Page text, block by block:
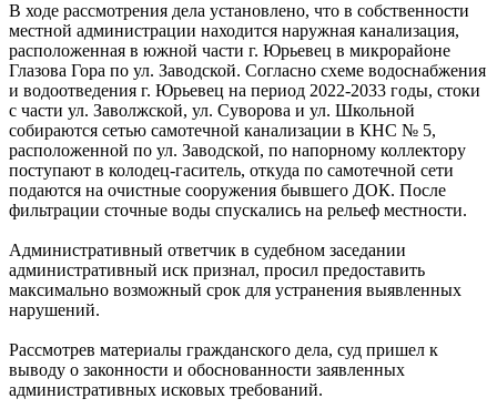
В ходе рассмотрения дела установлено, что в собственности
местной администрации находится наружная канализация,
расположенная в южной части г. Юрьевец в микрорайоне
Глазова Гора по ул. Заводской. Согласно схеме водоснабжения
и водоотведения г. Юрьевец на период 2022-2033 годы, стоки
с части ул. Заволжской, ул. Суворова и ул. Школьной
собираются сетью самотечной канализации в КНС № 5,
расположенной по ул. Заводской, по напорному коллектору
поступают в колодец-гаситель, откуда по самотечной сети
подаются на очистные сооружения бывшего ДОК. После
фильтрации сточные воды спускались на рельеф местности.
Административный ответчик в судебном заседании
административный иск признал, просил предоставить
максимально возможный срок для устранения выявленных
нарушений.
Рассмотрев материалы гражданского дела, суд пришел к
выводу о законности и обоснованности заявленных
административных исковых требований.